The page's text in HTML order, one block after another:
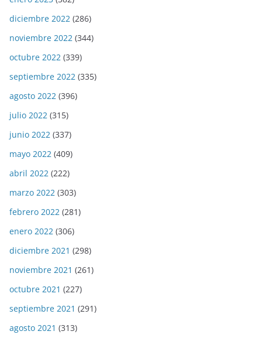
diciembre 2022 (286)
noviembre 2022 (344)
octubre 2022 (339)
septiembre 2022 (335)
agosto 2022 (396)
julio 2022 (315)
junio 2022 (337)
mayo 2022 (409)
abril 2022 (222)
marzo 2022 (303)
febrero 2022 (281)
enero 2022 (306)
diciembre 2021 (298)
noviembre 2021 (261)
octubre 2021 (227)
septiembre 2021 (291)
agosto 2021 (313)